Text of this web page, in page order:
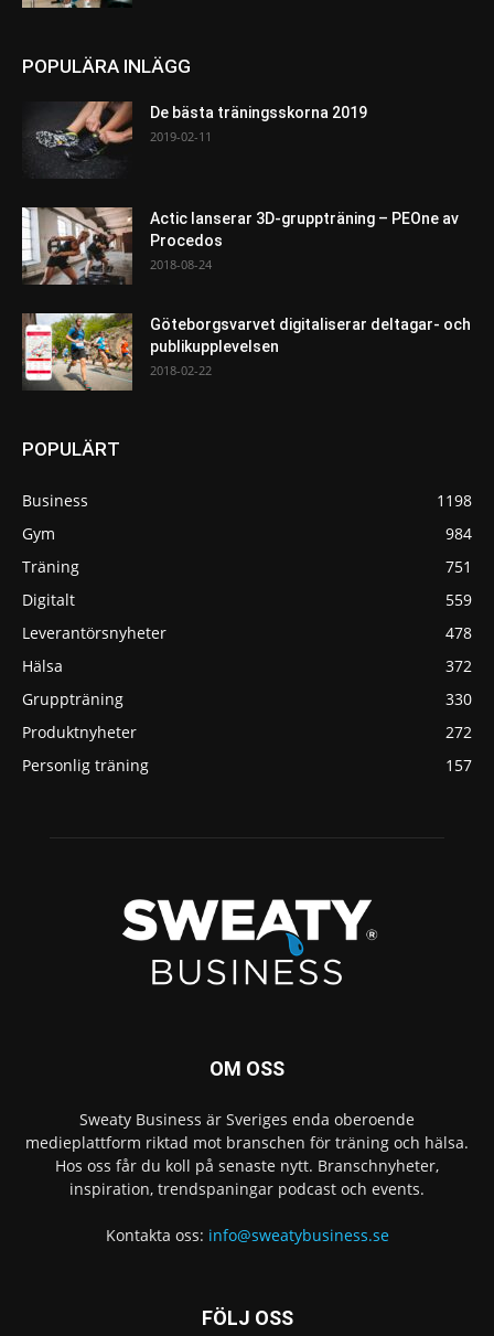
POPULÄRA INLÄGG
De bästa träningsskorna 2019
2019-02-11
Actic lanserar 3D-gruppträning – PEOne av
Procedos
2018-08-24
Göteborgsvarvet digitaliserar deltagar- och
publikupplevelsen
2018-02-22
POPULÄRT
Business
1198
Gym
984
Träning
751
Digitalt
559
Leverantörsnyheter
478
Hälsa
372
Gruppträning
330
Produktnyheter
272
Personlig träning
157
OM OSS
Sweaty Business är Sveriges enda oberoende
medieplattform riktad mot branschen för träning och hälsa.
Hos oss får du koll på senaste nytt. Branschnyheter,
inspiration, trendspaningar podcast och events.
Kontakta oss: info@sweatybusiness.se
FÖLJ OSS